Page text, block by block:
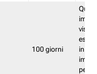
100 giorni
in